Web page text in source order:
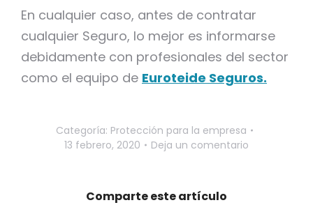
En cualquier caso, antes de contratar
cualquier Seguro, lo mejor es informarse
debidamente con profesionales del sector
como el equipo de Euroteide Seguros.
Categoría: Protección para la empresa
13 febrero, 2020
Deja un comentario
Comparte este artículo